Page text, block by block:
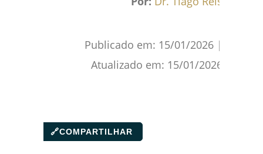
Publicado em: 15/01/2026 |
Atualizado em: 15/01/2026
🔗COMPARTILHAR